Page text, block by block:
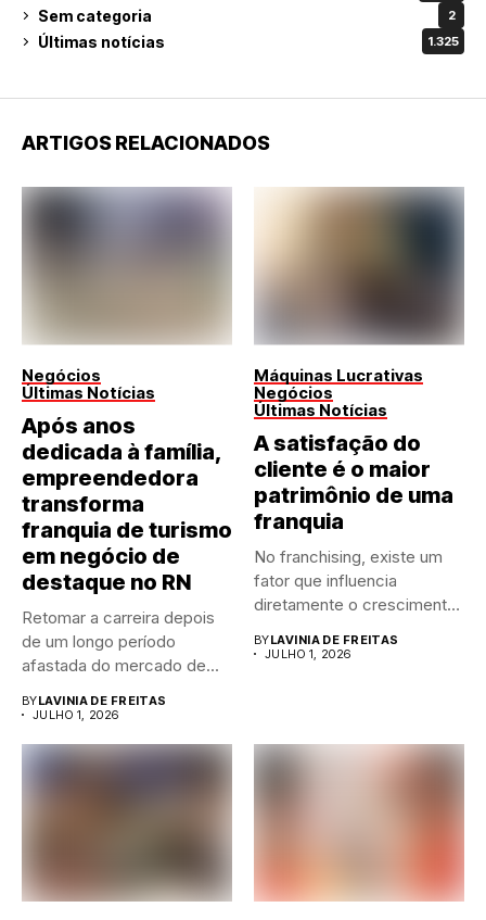
Sem categoria 2
Últimas notícias 1.325
ARTIGOS RELACIONADOS
Negócios
Últimas Notícias
Após anos
dedicada à família,
empreendedora
transforma
franquia de turismo
em negócio de
destaque no RN
Retomar a carreira depois
de um longo período
afastada do mercado de...
BYLAVINIA DE FREITAS
JULHO 1, 2026
Máquinas Lucrativas
Negócios
Últimas Notícias
A satisfação do
cliente é o maior
patrimônio de uma
franquia
No franchising, existe um
fator que influencia
diretamente o crescimento
BYLAVINIA DE FREITAS
JULHO 1, 2026